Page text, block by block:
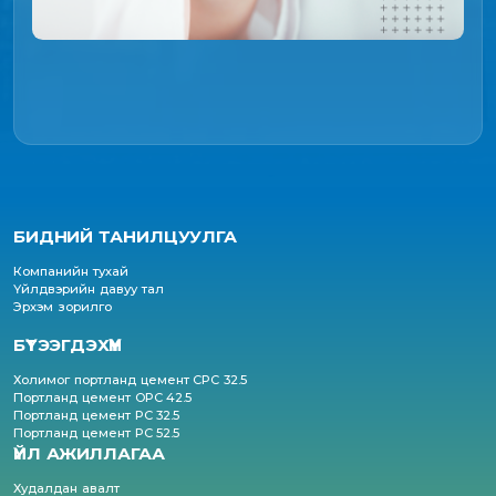
БИДНИЙ ТАНИЛЦУУЛГА
Компанийн тухай
Үйлдвэрийн давуу тал
Эрхэм зорилго
БҮТЭЭГДЭХҮҮН
Холимог портланд цемент CPC 32.5
Портланд цемент OPC 42.5
Портланд цемент PC 32.5
Портланд цемент PC 52.5
ҮЙЛ АЖИЛЛАГАА
Худалдан авалт